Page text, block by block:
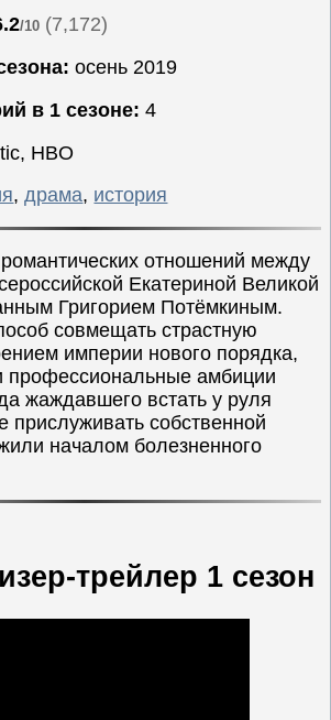
/10 (7,172)
осень 2019
в 1 сезоне: 4
HBO
,драма, история
отношений между
Екатериной Великой
Григорием Потёмкиным.
совмещать страстную
империи нового порядка,
профессиональные амбиции
жаждавшего встать у руля
прислуживать собственной
началом болезненного
трейлер 1 сезон